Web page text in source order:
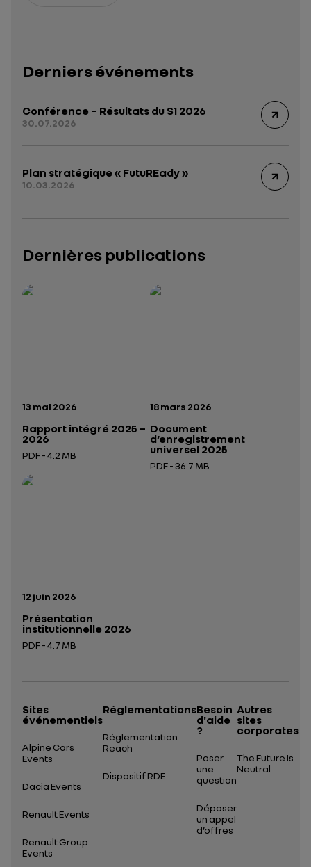
Derniers événements
Conférence – Résultats du S1 2026
30.07.2026
Plan stratégique « FutuREady »
10.03.2026
Dernières publications
Date de publication:
13 mai 2026
Rapport intégré 2025 –
2026
PDF - 4.2 MB
Ouverture dans un nouvel onglet
Rapport intégré 2025 – 2026— données structurées (JSON)
Date de publication:
18 mars 2026
Document
d’enregistrement
universel 2025
PDF - 36.7 MB
Date de publication:
12 juin 2026
Présentation
institutionnelle 2026
PDF - 4.7 MB
Présentation institutionnelle 2026
Sites
événementiels
Alpine Cars
Events
Dacia Events
Renault Events
Renault Group
Events
Réglementations
Réglementation
Reach
Dispositif RDE
Besoin
d'aide
?
Poser
une
question
Déposer
un appel
d’offres
Autres
sites
corporates
The Future Is
Neutral